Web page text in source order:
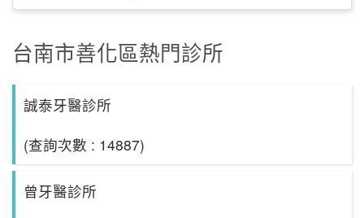
台南市善化區熱門診所
誠泰牙醫診所
(查詢次數 : 14887)
曾牙醫診所